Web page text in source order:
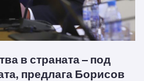
в страната – под
предлага Борисов